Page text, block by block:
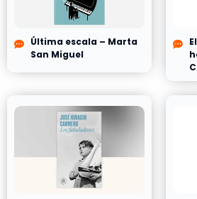
Última escala – Marta
San Miguel